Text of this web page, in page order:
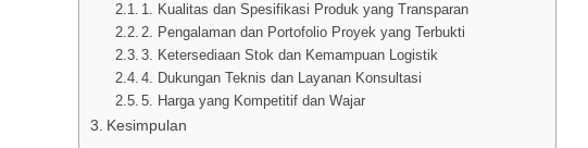
1. Kualitas dan Spesifikasi Produk yang Transparan
2. Pengalaman dan Portofolio Proyek yang Terbukti
3. Ketersediaan Stok dan Kemampuan Logistik
4. Dukungan Teknis dan Layanan Konsultasi
5. Harga yang Kompetitif dan Wajar
Kesimpulan